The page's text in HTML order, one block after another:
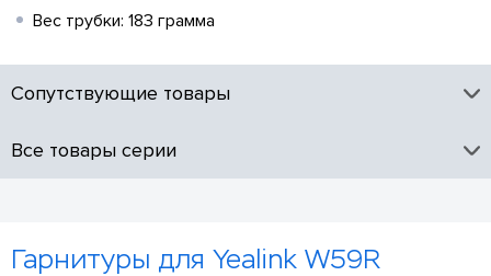
Вес трубки: 183 грамма
Сопутствующие товары
Все товары серии
Гарнитуры для Yealink W59R